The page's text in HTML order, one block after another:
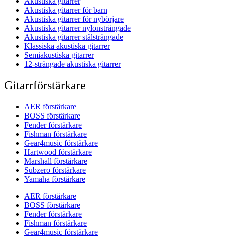
Akustiska gitarrer för barn
Akustiska gitarrer för nybörjare
Akustiska gitarrer nylonsträngade
Akustiska gitarrer stålsträngade
Klassiska akustiska gitarrer
Semiakustiska gitarrer
12-strängade akustiska gitarrer
Gitarrförstärkare
AER förstärkare
BOSS förstärkare
Fender förstärkare
Fishman förstärkare
Gear4music förstärkare
Hartwood förstärkare
Marshall förstärkare
Subzero förstärkare
Yamaha förstärkare
AER förstärkare
BOSS förstärkare
Fender förstärkare
Fishman förstärkare
Gear4music förstärkare